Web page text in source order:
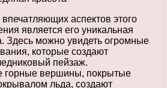
аспектов этого
является его уникальная
Здесь можно увидеть огромные
которые создают
пейзаж.
горные вершины, покрытые
льда, создают